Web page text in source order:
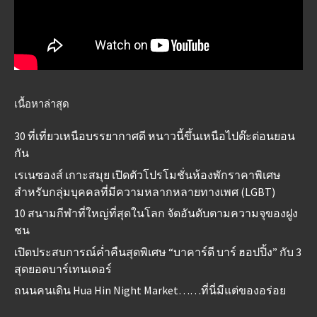
เนื้อหาล่าสุด
30 ที่เที่ยวเหนือบรรยากาศดี หนาวนี้ขึ้นเหนือไปต๊ะต่อนยอน
กัน
เรเนซองส์ เกาะสมุย เปิดตัวโปรโมชั่นห้องพักราคาพิเศษ
สำหรับกลุ่มบุคคลที่มีความหลากหลายทางเพศ (LGBT)
10 สนามกีฬาที่ใหญ่ที่สุดในโลก จัดอันดับตามความจุของฝูง
ชน
เปิดประสบการณ์ค่ำคืนสุดพิเศษ “บาคาร์ดี บาร์ ฮอปปิ้ง” กับ 3
สุดยอดบาร์เทนเดอร์
ถนนคนเดิน Hua Hin Night Market……ที่นี่มีแต่ของอร่อย